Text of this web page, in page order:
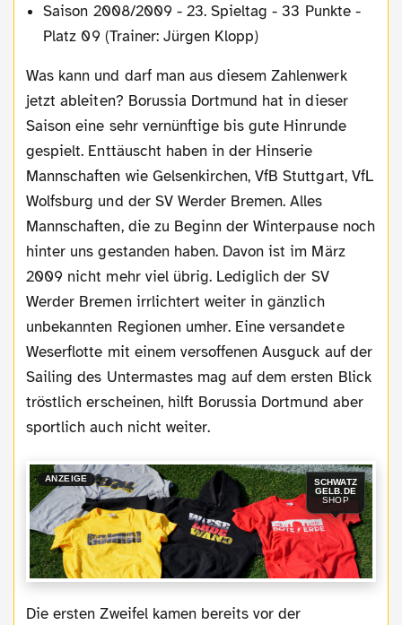
Saison 2008/2009 - 23. Spieltag - 33 Punkte -
Platz 09 (Trainer: Jürgen Klopp)
Was kann und darf man aus diesem Zahlenwerk
jetzt ableiten? Borussia Dortmund hat in dieser
Saison eine sehr vernünftige bis gute Hinrunde
gespielt. Enttäuscht haben in der Hinserie
Mannschaften wie Gelsenkirchen, VfB Stuttgart, VfL
Wolfsburg und der SV Werder Bremen. Alles
Mannschaften, die zu Beginn der Winterpause noch
hinter uns gestanden haben. Davon ist im März
2009 nicht mehr viel übrig. Lediglich der SV
Werder Bremen irrlichtert weiter in gänzlich
unbekannten Regionen umher. Eine versandete
Weserflotte mit einem versoffenen Ausguck auf der
Sailing des Untermastes mag auf dem ersten Blick
tröstlich erscheinen, hilft Borussia Dortmund aber
sportlich auch nicht weiter.
ANZEIGE
SCHWATZ
GELB.DE
SHOP
Die ersten Zweifel kamen bereits vor der